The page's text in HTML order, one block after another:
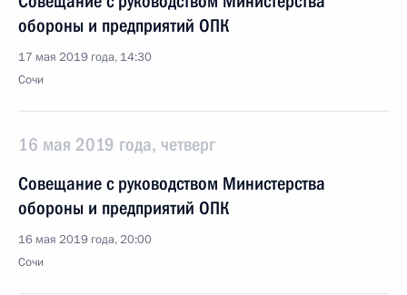
обороны и предприятий ОПК
17 мая 2019 года, 14:30
Сочи
16 мая 2019 года, четверг
Совещание с руководством Министерства
обороны и предприятий ОПК
16 мая 2019 года, 20:00
Сочи